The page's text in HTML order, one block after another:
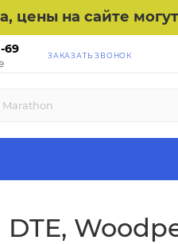
цены на сайте
69 ЗАКАЗАТЬ ЗВОНОК